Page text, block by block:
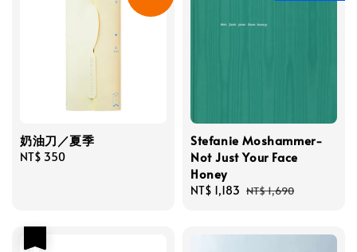
奶油刀／夏季
Regular
NT$ 350
Stefanie Moshammer-
Not Just Your Face
Honey
Sale
NT$ 1,183 Regular
NT$ 1,690